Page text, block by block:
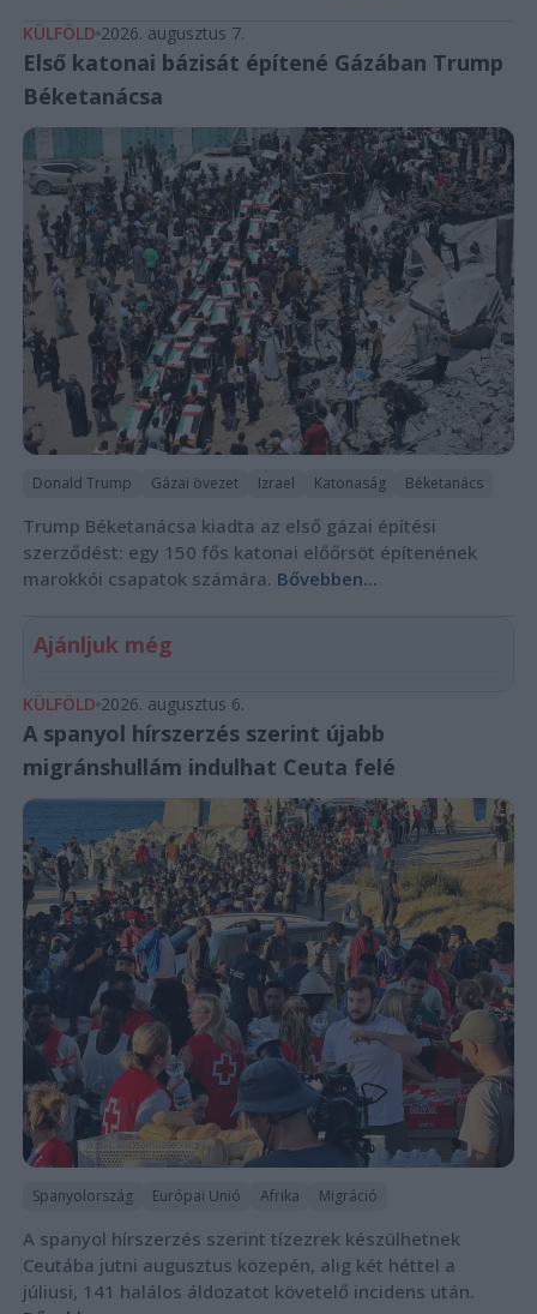
KÜLFÖLD 2026. augusztus 7.
Első katonai bázisát építené Gázában Trump
Béketanácsa
Donald Trump Gázai övezet Izrael Katonaság Béketanács
Trump Béketanácsa kiadta az első gázai építési
szerződést: egy 150 fős katonai előőrsöt építenének
marokkói csapatok számára. Bővebben...
Ajánljuk még
KÜLFÖLD 2026. augusztus 6.
A spanyol hírszerzés szerint újabb
migránshullám indulhat Ceuta felé
Spanyolország Európai Unió Afrika Migráció
A spanyol hírszerzés szerint tízezrek készülhetnek
Ceutába jutni augusztus közepén, alig két héttel a
júliusi, 141 halálos áldozatot követelő incidens után.